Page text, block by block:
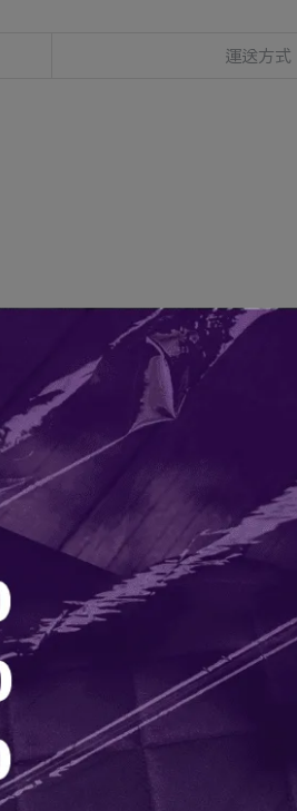
運送方式
成損壞
。（2024年8月21日以後的產品為